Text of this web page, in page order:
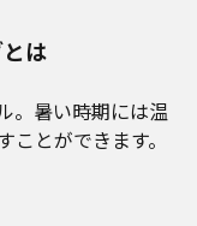
は
。暑い時期には温
とができます。